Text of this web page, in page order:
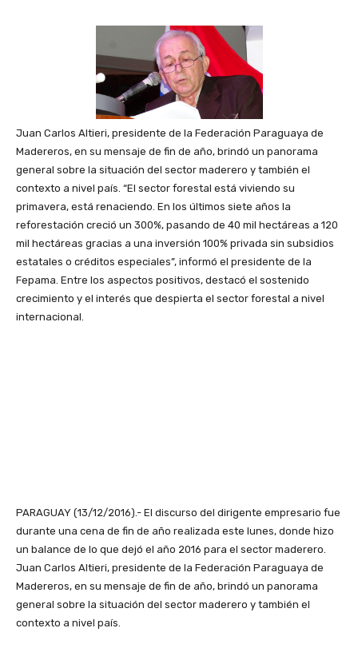
Juan Carlos Altieri, presidente de la Federación Paraguaya de
Madereros, en su mensaje de fin de año, brindó un panorama
general sobre la situación del sector maderero y también el
contexto a nivel país. “El sector forestal está viviendo su
primavera, está renaciendo. En los últimos siete años la
reforestación creció un 300%, pasando de 40 mil hectáreas a 120
mil hectáreas gracias a una inversión 100% privada sin subsidios
estatales o créditos especiales”, informó el presidente de la
Fepama. Entre los aspectos positivos, destacó el sostenido
crecimiento y el interés que despierta el sector forestal a nivel
internacional.
PARAGUAY (13/12/2016).- El discurso del dirigente empresario fue
durante una cena de fin de año realizada este lunes, donde hizo
un balance de lo que dejó el año 2016 para el sector maderero.
Juan Carlos Altieri, presidente de la Federación Paraguaya de
Madereros, en su mensaje de fin de año, brindó un panorama
general sobre la situación del sector maderero y también el
contexto a nivel país.